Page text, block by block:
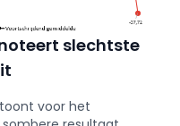
slechtste
voor het